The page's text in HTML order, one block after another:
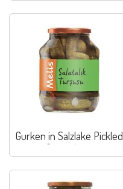
Gurken in Salzlake Pickled
Cucumbers